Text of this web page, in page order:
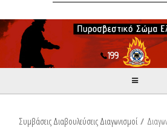
Συμβάσεις Διαβουλεύσεις Διαγωνισμοί /